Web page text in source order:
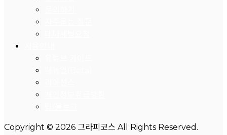
Copyright © 2026 그라피코스 All Rights Reserved.